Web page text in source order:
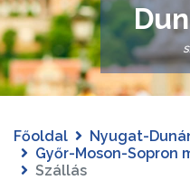
Főoldal
Nyugat-
Győr-Moson-Sopron
Szállás